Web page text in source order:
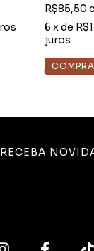
R$85,50
6 x de
juros